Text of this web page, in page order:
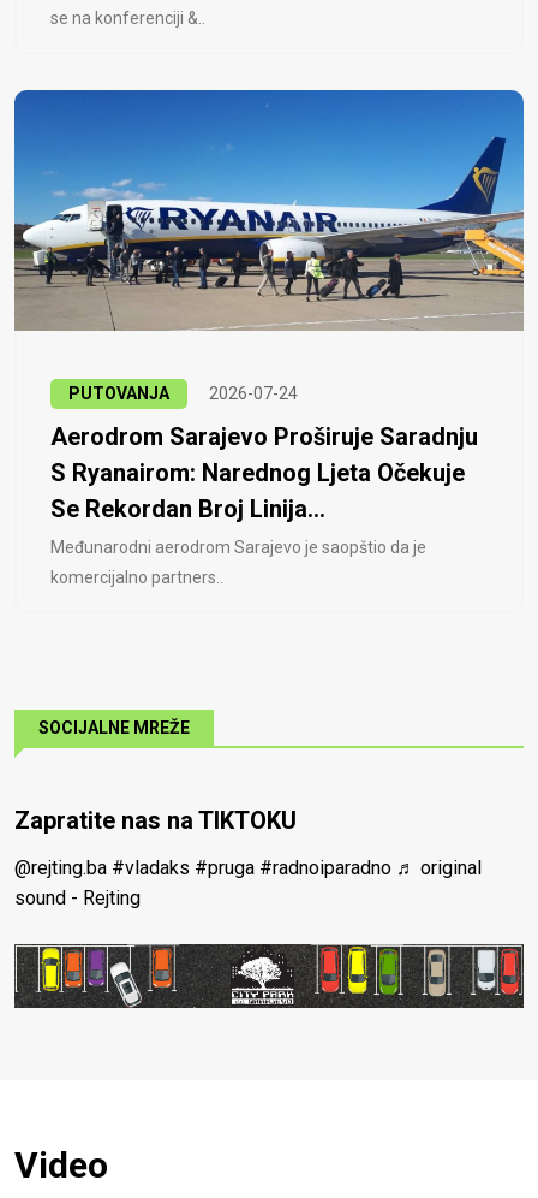
se na konferenciji &..
PUTOVANJA 2026-07-24
Aerodrom Sarajevo Proširuje Saradnju
S Ryanairom: Narednog Ljeta Očekuje
Se Rekordan Broj Linija...
Međunarodni aerodrom Sarajevo je saopštio da je
komercijalno partners..
SOCIJALNE MREŽE
Zapratite nas na TIKTOKU
@rejting.ba #vladaks #pruga #radnoiparadno ♬ original
sound - Rejting
Video